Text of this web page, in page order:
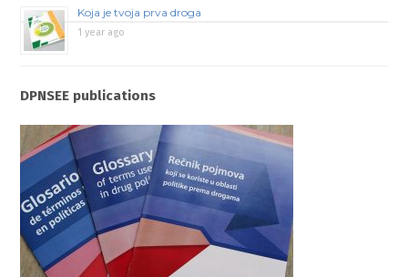
Koja je tvoja prva droga
1 year ago
DPNSEE publications